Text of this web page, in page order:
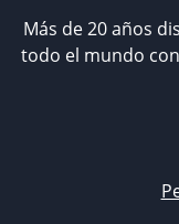
Más de 20 años
todo el mundo